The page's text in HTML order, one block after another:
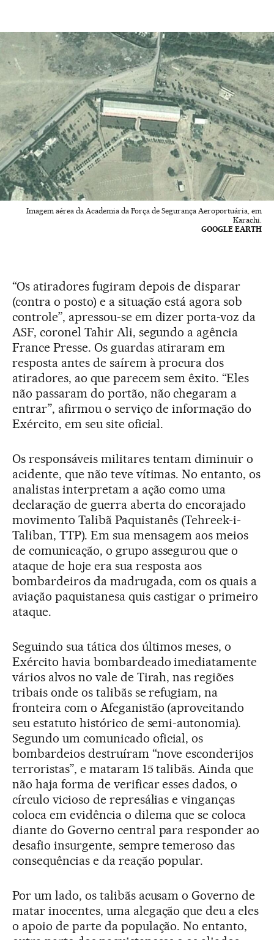
Imagem aérea da Academia da Força de Segurança Aeroportuária, em
Karachi.
GOOGLE EARTH
“Os atiradores fugiram depois de disparar
(contra o posto) e a situação está agora sob
controle”, apressou-se em dizer porta-voz da
ASF, coronel Tahir Ali, segundo a agência
France Presse. Os guardas atiraram em
resposta antes de saírem à procura dos
atiradores, ao que parecem sem êxito. “Eles
não passaram do portão, não chegaram a
entrar”, afirmou o serviço de informação do
Exército, em seu site oficial.
Os responsáveis militares tentam diminuir o
acidente, que não teve vítimas. No entanto, os
analistas interpretam a ação como uma
declaração de guerra aberta do encorajado
movimento Talibã Paquistanês (Tehreek-i-
Taliban, TTP). Em sua mensagem aos meios
de comunicação, o grupo assegurou que o
ataque de hoje era sua resposta aos
bombardeiros da madrugada, com os quais a
aviação paquistanesa quis castigar o primeiro
ataque.
Seguindo sua tática dos últimos meses, o
Exército havia bombardeado imediatamente
vários alvos no vale de Tirah, nas regiões
tribais onde os talibãs se refugiam, na
fronteira com o Afeganistão (aproveitando
seu estatuto histórico de semi-autonomia).
Segundo um comunicado oficial, os
bombardeios destruíram “nove esconderijos
terroristas”, e mataram 15 talibãs. Ainda que
não haja forma de verificar esses dados, o
círculo vicioso de represálias e vinganças
coloca em evidência o dilema que se coloca
diante do Governo central para responder ao
desafio insurgente, sempre temeroso das
consequências e da reação popular.
Por um lado, os talibãs acusam o Governo de
matar inocentes, uma alegação que deu a eles
o apoio de parte da população. No entanto,